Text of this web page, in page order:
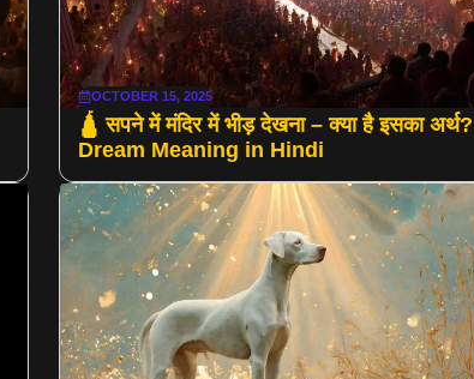
OCTOBER 15, 2025
🛕 सपने में मंदिर में भीड़ देखना – क्या है इसका अर्थ? |
Dream Meaning in Hindi